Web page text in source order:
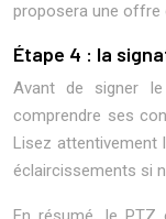
proposera une offre
Étape 4 : la
Avant de signer
comprendre ses
Lisez attentivement
éclaircissements si